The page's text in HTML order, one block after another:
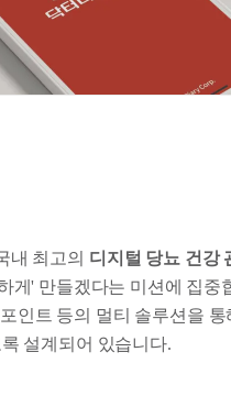
내 최고의 디지털 당뇨 건강
게' 만들겠다는 미션에 집중
인트 등의 멀티 솔루션을
설계되어 있습니다.